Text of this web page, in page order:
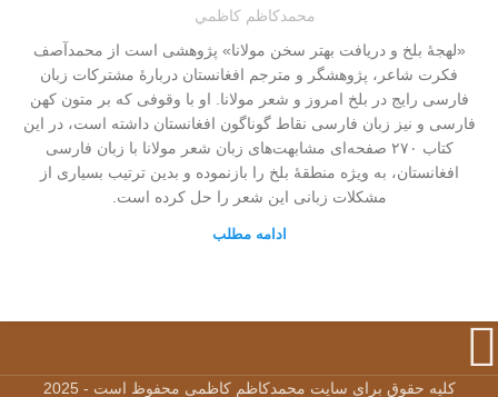
محمدكاظم كاظمي
«لهجۀ بلخ و دریافت بهتر سخن مولانا» پژوهشی است از محمدآصف
فکرت شاعر، پژوهشگر و مترجم افغانستان دربارۀ مشترکات زبان
فارسی رایج در بلخ امروز و شعر مولانا. او با وقوفی که بر متون کهن
فارسی و نیز زبان فارسی نقاط گوناگون افغانستان داشته است، در این
کتاب ۲۷۰ صفحه‌ای مشابهت‌های زبان شعر مولانا با زبان فارسی
افغانستان، به ویژه منطقۀ بلخ را بازنموده و بدین ترتیب بسیاری از
مشکلات زبانی این شعر را حل کرده است.
ادامه مطلب
کلیه حقوق برای سایت محمدکاظم کاظمی محفوظ است - 2025